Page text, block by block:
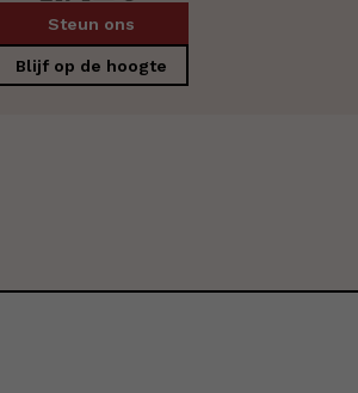
Steun ons
Blijf op de hoogte